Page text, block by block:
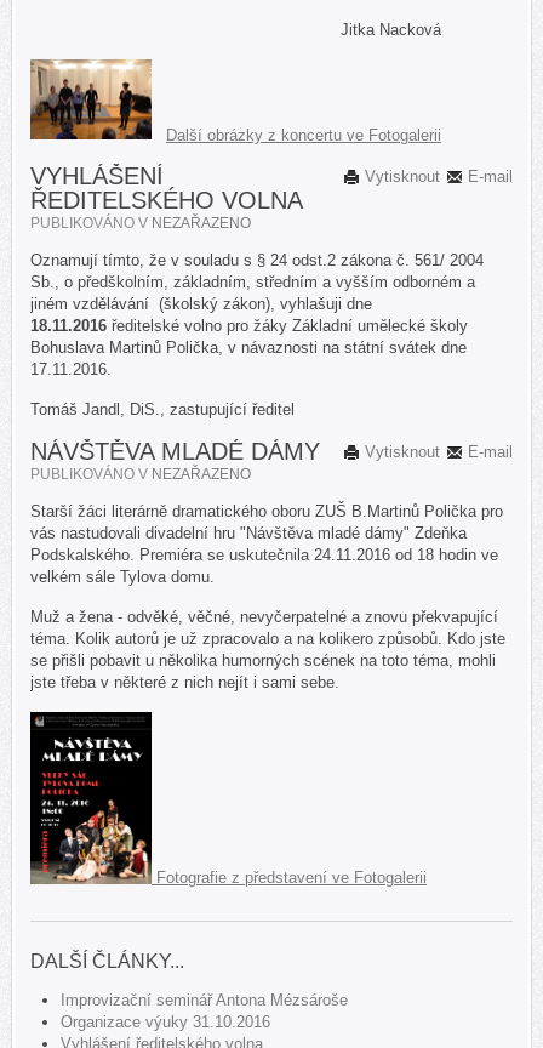
Jitka Nacková
Další obrázky z koncertu ve Fotogalerii
E-mail
Vytisknout
VYHLÁŠENÍ
ŘEDITELSKÉHO VOLNA
PUBLIKOVÁNO V NEZAŘAZENO
Oznamují tímto, že v souladu s § 24 odst.2 zákona č. 561/ 2004
Sb., o předškolním, základním, středním a vyšším odborném a
jiném vzdělávání (školský zákon), vyhlašuji dne
18.11.2016 ředitelské volno pro žáky Základní umělecké školy
Bohuslava Martinů Polička, v návaznosti na státní svátek dne
17.11.2016.
Tomáš Jandl, DiS., zastupující ředitel
E-mail
Vytisknout
NÁVŠTĚVA MLADÉ DÁMY
PUBLIKOVÁNO V NEZAŘAZENO
Starší žáci literárně dramatického oboru ZUŠ B.Martinů Polička pro
vás nastudovali divadelní hru "Návštěva mladé dámy" Zdeňka
Podskalského. Premiéra se uskutečnila 24.11.2016 od 18 hodin ve
velkém sále Tylova domu.
Muž a žena - odvěké, věčné, nevyčerpatelné a znovu překvapující
téma. Kolik autorů je už zpracovalo a na kolikero způsobů. Kdo jste
se přišli pobavit u několika humorných scének na toto téma, mohli
jste třeba v některé z nich nejít i sami sebe.
Fotografie z představení ve Fotogalerii
DALŠÍ ČLÁNKY...
Improvizační seminář Antona Mézsároše
Organizace výuky 31.10.2016
Vyhlášení ředitelského volna